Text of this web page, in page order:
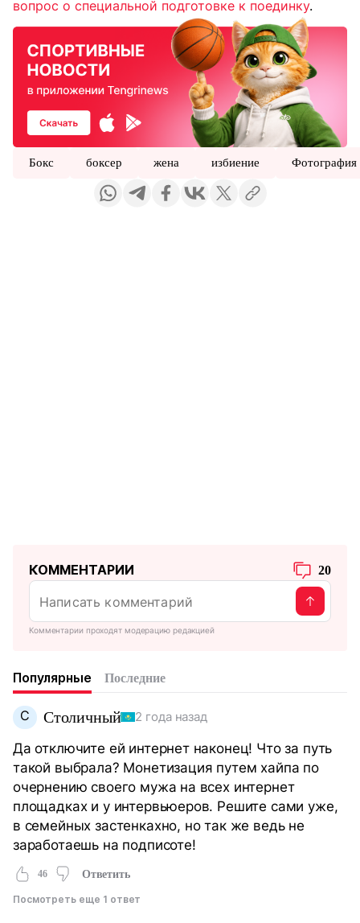
вопрос о специальной подготовке к поединку.
Бокс боксер жена избиение Фотография
КОММЕНТАРИИ 20
Комментарии проходят модерацию редакцией
Популярные Последние
С Столичный 2 года назад
Да отключите ей интернет наконец! Что за путь
такой выбрала? Монетизация путем хайпа по
очернению своего мужа на всех интернет
площадках и у интервьюеров. Решите сами уже,
в семейных застенкахно, но так же ведь не
заработаешь на подписоте!
46 Ответить
Посмотреть еще 1 ответ